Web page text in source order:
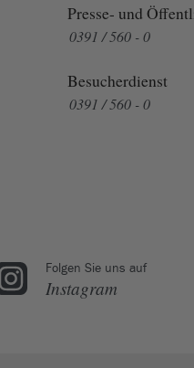
Presse- und
0391 / 560 - 0
Besucherdienst
0391 / 560 - 0
Folgen Sie uns auf
Instagram